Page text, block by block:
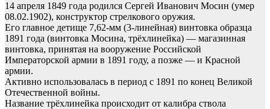
14 апреля 1849 года родился Сергей Иванович Мосин (умер
08.02.1902), конструктор стрелкового оружия.
Его главное детище 7,62-мм (3-линейная) винтовка образца
1891 года (винтовка Мосина, трёхлинейка) — магазинная
винтовка, принятая на вооружение Российской
Императорской армии в 1891 году, а позже — и Красной
армии.
Активно использовалась в период с 1891 по конец Великой
Отечественной войны.
Название трёхлинейка происходит от калибра ствола